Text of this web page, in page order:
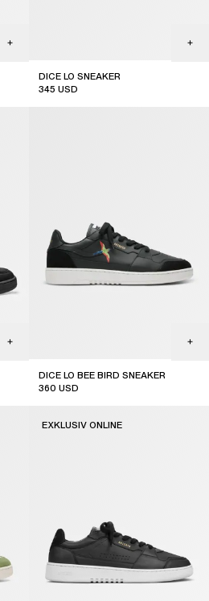
DICE LO SNEAKER
345 USD
DICE LO BEE BIRD SNEAKER
360 USD
EXKLUSIV ONLINE